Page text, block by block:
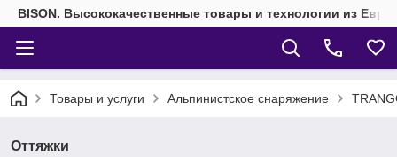
BISON. Высококачественные товары и технологии из
Товары и услуги Альпинистское снаряжение
Оттяжки